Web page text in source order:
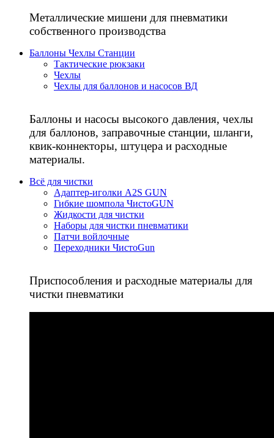
Металлические мишени для пневматики
собственного производства
Баллоны Чехлы Станции
Тактические рюкзаки
Чехлы
Чехлы для баллонов и насосов ВД
Баллоны и насосы высокого давления, чехлы
для баллонов, заправочные станции, шланги,
квик-коннекторы, штуцера и расходные
материалы.
Всё для чистки
Адаптер-иголки A2S GUN
Гибкие шомпола ЧистоGUN
Жидкости для чистки
Наборы для чистки пневматики
Патчи войлочные
Переходники ЧистоGun
Приспособления и расходные материалы для
чистки пневматики